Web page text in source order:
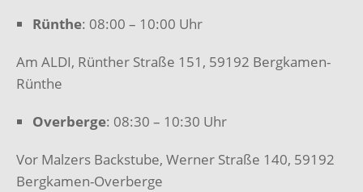
Rünthe: 08:00 – 10:00 Uhr
Am ALDI, Rünther Straße 151, 59192 Bergkamen-
Rünthe
Overberge: 08:30 – 10:30 Uhr
Vor Malzers Backstube, Werner Straße 140, 59192
Bergkamen-Overberge